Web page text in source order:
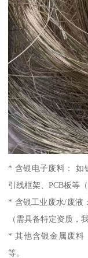
* 含银电子废料： 如
引线框架、PCB板等
* 含银工业废水/废液
（需具备特定资质，
* 其他含银金属废料
等。